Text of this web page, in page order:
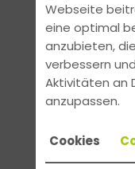
Webseite
eine optimal
anzubieten,
verbessern
Aktivitäten an
anzupassen.
Cookies